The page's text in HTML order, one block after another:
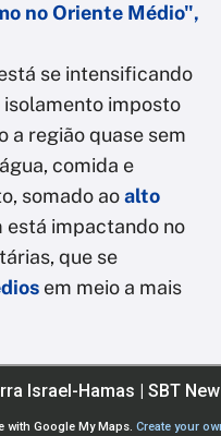
no Oriente Médio",
se intensificando
imposto
a região quase sem
comida e
somado aoalto
está impactando no
que se
em meio a mais